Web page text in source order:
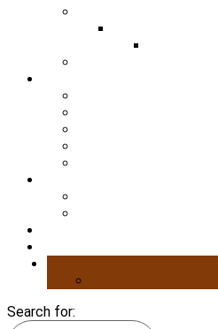
Search for: